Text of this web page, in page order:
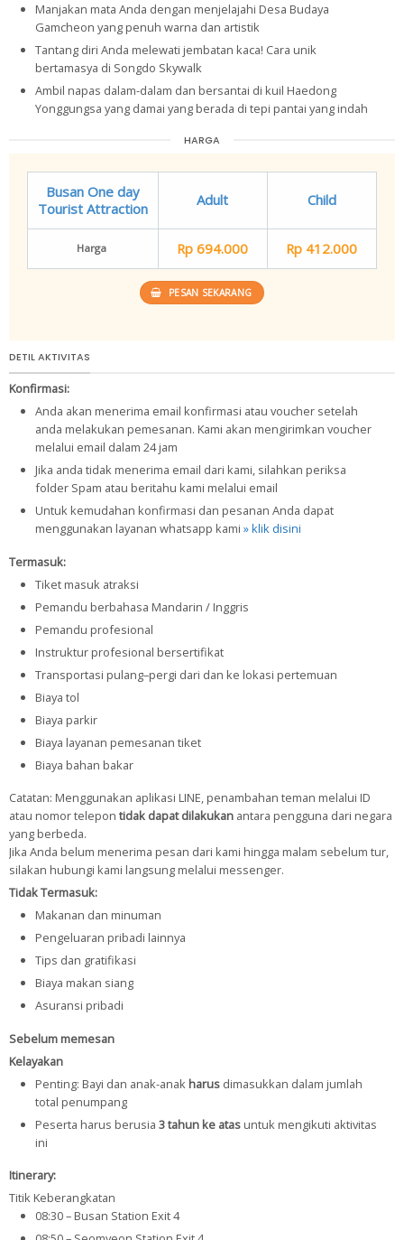
Manjakan mata Anda dengan menjelajahi Desa Budaya
Gamcheon yang penuh warna dan artistik
Tantang diri Anda melewati jembatan kaca! Cara unik
bertamasya di Songdo Skywalk
Ambil napas dalam-dalam dan bersantai di kuil Haedong
Yonggungsa yang damai yang berada di tepi pantai yang indah
HARGA
Busan One day
Tourist Attraction
Adult Child
Harga Rp 694.000 Rp 412.000
PESAN SEKARANG
DETIL AKTIVITAS
Konfirmasi:
Anda akan menerima email konfirmasi atau voucher setelah
anda melakukan pemesanan. Kami akan mengirimkan voucher
melalui email dalam 24 jam
Jika anda tidak menerima email dari kami, silahkan periksa
folder Spam atau beritahu kami melalui email
Untuk kemudahan konfirmasi dan pesanan Anda dapat
menggunakan layanan whatsapp kami» klik disini
Termasuk:
Tiket masuk atraksi
Pemandu berbahasa Mandarin / Inggris
Pemandu profesional
Instruktur profesional bersertifikat
Transportasi pulang–pergi dari dan ke lokasi pertemuan
Biaya tol
Biaya parkir
Biaya layanan pemesanan tiket
Biaya bahan bakar
Catatan: Menggunakan aplikasi LINE, penambahan teman melalui ID
atau nomor telepon tidak dapat dilakukanantara pengguna dari negara
yang berbeda.
Jika Anda belum menerima pesan dari kami hingga malam sebelum tur,
silakan hubungi kami langsung melalui messenger.
Tidak Termasuk:
Makanan dan minuman
Pengeluaran pribadi lainnya
Tips dan gratifikasi
Biaya makan siang
Asuransi pribadi
Sebelum memesan
Kelayakan
Penting: Bayi dan anak-anak harus dimasukkan dalam jumlah
total penumpang
Peserta harus berusia3 tahun ke atas untuk mengikuti aktivitas
ini
Itinerary:
Titik Keberangkatan
08:30 – Busan Station Exit 4